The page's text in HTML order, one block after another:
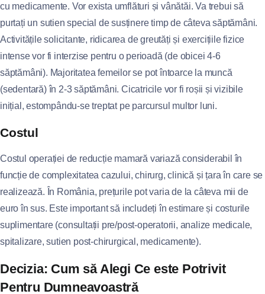
cu medicamente. Vor exista umflături și vânătăi. Va trebui să
purtați un sutien special de susținere timp de câteva săptămâni.
Activitățile solicitante, ridicarea de greutăți și exercițiile fizice
intense vor fi interzise pentru o perioadă (de obicei 4-6
săptămâni). Majoritatea femeilor se pot întoarce la muncă
(sedentară) în 2-3 săptămâni. Cicatricile vor fi roșii și vizibile
inițial, estompându-se treptat pe parcursul multor luni.
Costul
Costul operației de reducție mamară variază considerabil în
funcție de complexitatea cazului, chirurg, clinică și țara în care se
realizează. În România, prețurile pot varia de la câteva mii de
euro în sus. Este important să includeți în estimare și costurile
suplimentare (consultații pre/post-operatorii, analize medicale,
spitalizare, sutien post-chirurgical, medicamente).
Decizia: Cum să Alegi Ce este Potrivit
Pentru Dumneavoastră